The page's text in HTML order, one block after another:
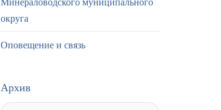
округа
Оповещение и связь
Архив